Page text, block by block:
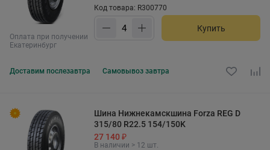
Оплата при получении
Екатеринбург
Код товара: R300770
Купить
Доставим послезавтра Самовывоз завтра
Шина Нижнекамскшина Forza REG D
315/80 R22.5 154/150K
27 140 ₽
В наличии > 12 шт.